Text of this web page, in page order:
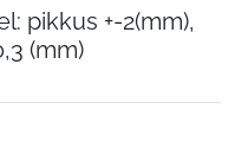
pikkus +-2(mm),
(mm)